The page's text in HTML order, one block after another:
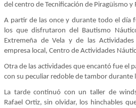
del centro de Tecnificación de Piragüismo y
A partir de las once y durante todo el día
los que disfrutaron del Bautismo
Extremeña de Vela y de las
empresa local, Centro de Actividades
Otra de las actividades que encantó fue el
con su peculiar redoble de tambor durante
La tarde continuó con un taller de
Rafael Ortiz, sin olvidar, los hinchables